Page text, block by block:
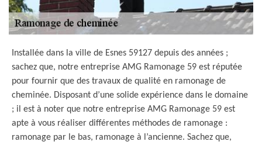
Installée dans la ville de Esnes 59127 depuis des années ;
sachez que, notre entreprise AMG Ramonage 59 est réputée
pour fournir que des travaux de qualité en ramonage de
cheminée. Disposant d’une solide expérience dans le domaine
; il est à noter que notre entreprise AMG Ramonage 59 est
apte à vous réaliser différentes méthodes de ramonage :
ramonage par le bas, ramonage à l’ancienne. Sachez que,